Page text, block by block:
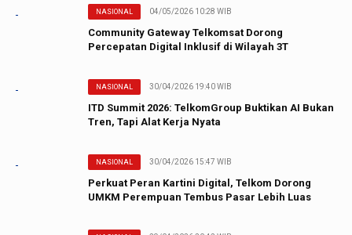
NASIONAL 04/05/2026 10:28 WIB
Community Gateway Telkomsat Dorong
Percepatan Digital Inklusif di Wilayah 3T
NASIONAL 30/04/2026 19:40 WIB
ITD Summit 2026: TelkomGroup Buktikan AI Bukan
Tren, Tapi Alat Kerja Nyata
NASIONAL 30/04/2026 15:47 WIB
Perkuat Peran Kartini Digital, Telkom Dorong
UMKM Perempuan Tembus Pasar Lebih Luas